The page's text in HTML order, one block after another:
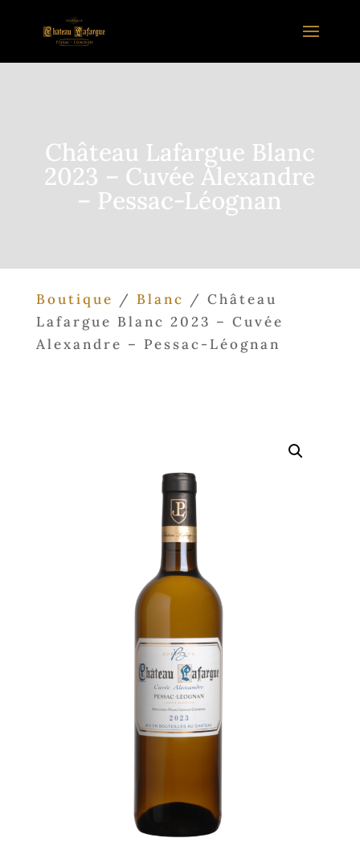
Château Lafargue Blanc
2023 – Cuvée Alexandre
– Pessac-Léognan
Boutique / Blanc / Château
Lafargue Blanc 2023 – Cuvée
Alexandre – Pessac-Léognan